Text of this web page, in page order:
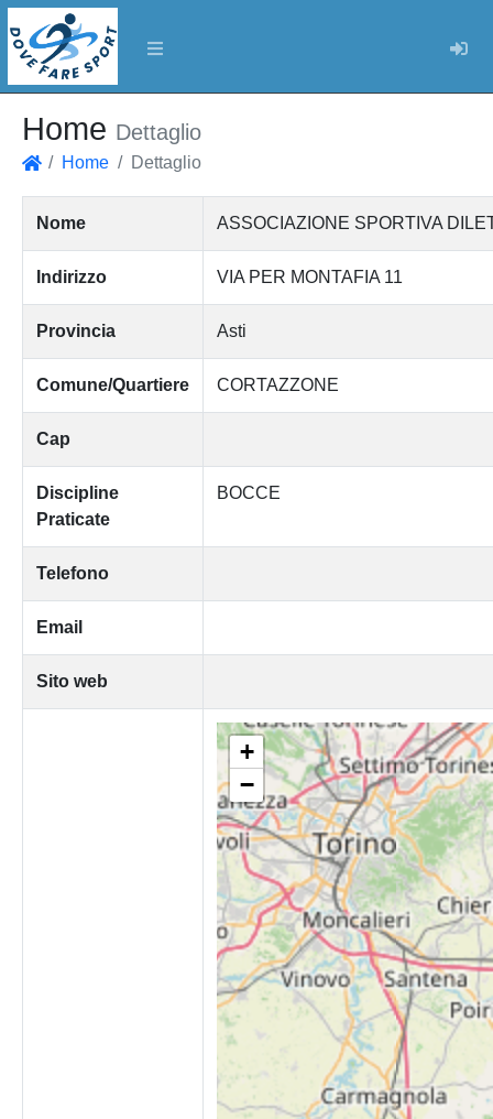
Home Dettaglio
Home Dettaglio
Nome ASSOCIAZIONE SPORTIVA
Indirizzo VIA PER MONTAFIA 11
Provincia Asti
Comune/Quartiere CORTAZZONE
Cap
Discipline
Praticate
BOCCE
Telefono
Email
Sito web
+
−